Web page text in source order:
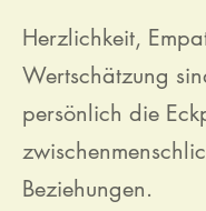
Herzlichkeit,
Wertschätzung
persönlich die
Beziehungen.